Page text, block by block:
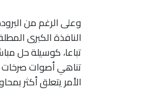
وعلى الرغم من
النافذة الكبرى
تباعا، كوسيلة حل
تناهي أصوات صرخات
الأمر يتعلق أكثر